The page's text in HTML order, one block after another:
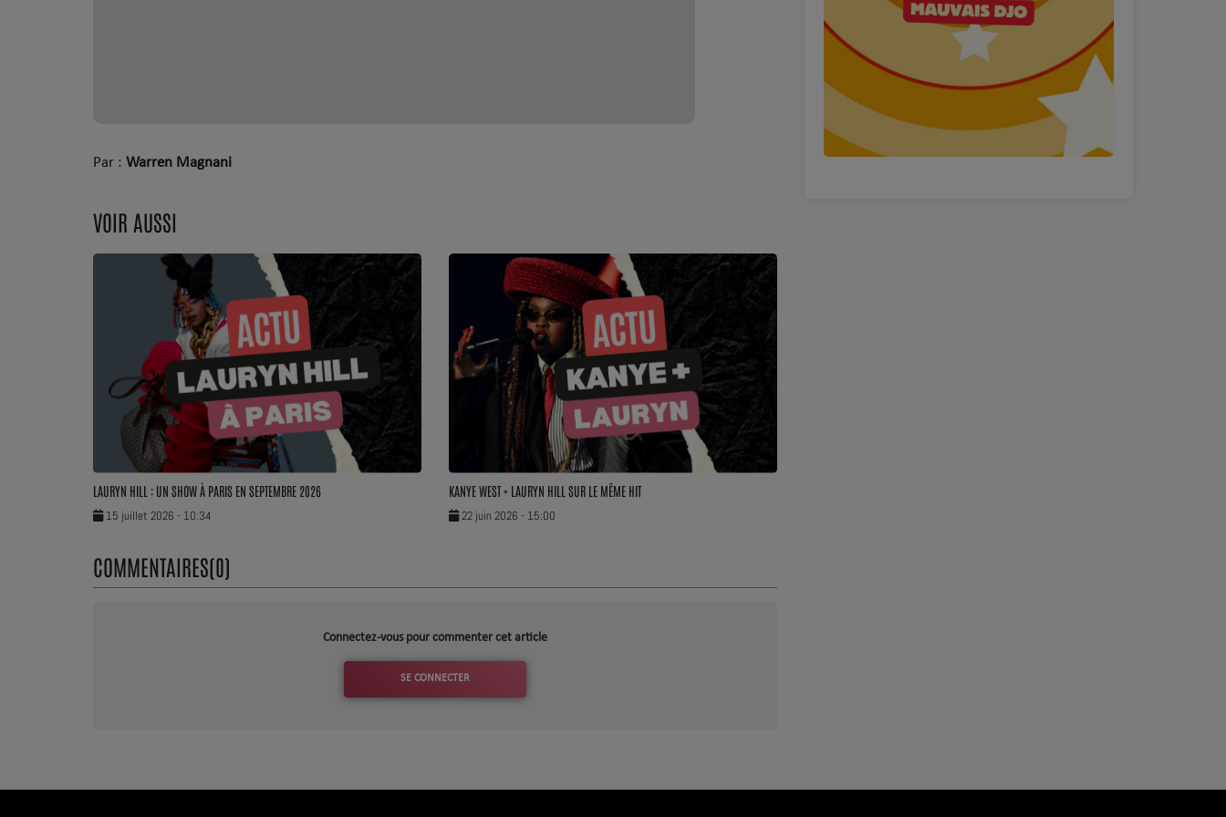
Par : Warren Magnani
VOIR AUSSI
LAURYN HILL : UN SHOW À PARIS EN SEPTEMBRE 2026
15 juillet 2026 - 10:34
KANYE WEST + LAURYN HILL SUR LE MÊME HIT
22 juin 2026 - 15:00
COMMENTAIRES(0)
Connectez-vous pour commenter cet article
SE CONNECTER